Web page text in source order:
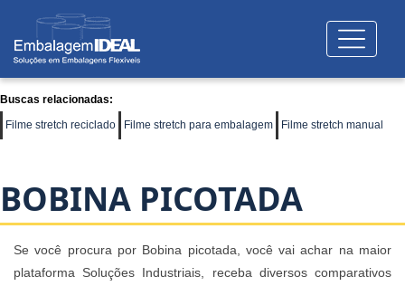
Buscas relacionadas:
Filme stretch reciclado
Filme stretch para embalagem Filme stretch manual
BOBINA PICOTADA
Se você procura por Bobina picotada, você vai achar na maior
plataforma Soluções Industriais, receba diversos comparativos